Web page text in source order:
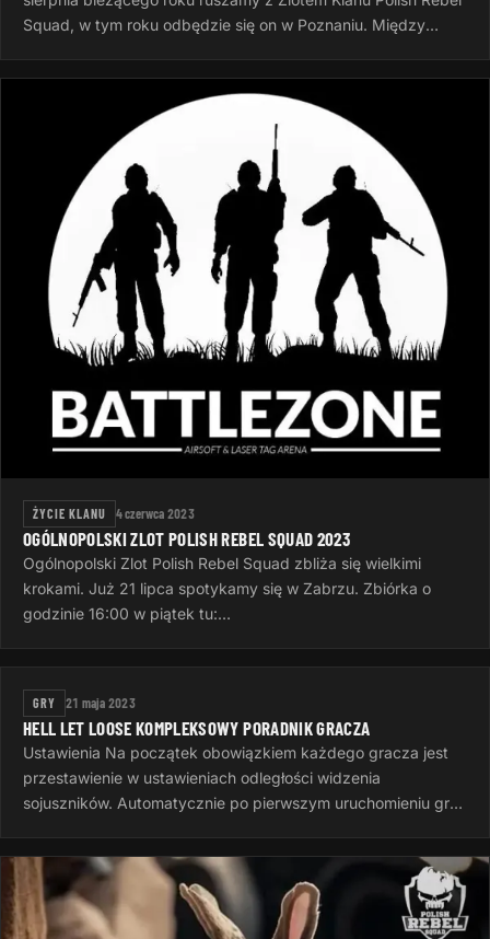
Squad, w tym roku odbędzie się on w Poznaniu. Między
ŻYCIE KLANU 4 czerwca 2023
OGÓLNOPOLSKI ZLOT POLISH REBEL SQUAD 2023
Ogólnopolski Zlot Polish Rebel Squad zbliża się wielkimi
krokami. Już 21 lipca spotykamy się w Zabrzu. Zbiórka o
godzinie 16:00 w piątek tu:
GRY 21 maja 2023
HELL LET LOOSE KOMPLEKSOWY PORADNIK GRACZA
Ustawienia Na początek obowiązkiem każdego gracza jest
przestawienie w ustawieniach odległości widzenia
sojuszników. Automatycznie po pierwszym uruchomieniu gry